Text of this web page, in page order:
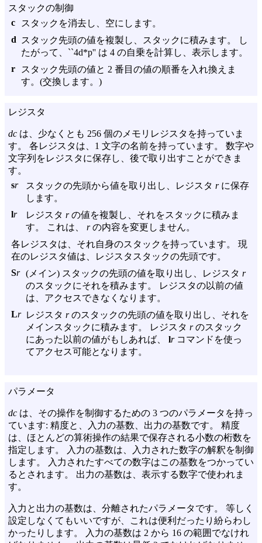
スタックの制御
c
スタックを消去し、空にします。
d
スタック先頭の値を複製し、スタックに積みます。 し
たがって、``4d*p'' は 4 の自乗を計算し、表示します。
r
スタック先頭の値と 2 番目の値の順番を入れ換えま
す。(交換します。)
レジスタ
dc は、少なくとも 256 個のメモリレジスタを持っていま
す。 各レジスタは、1 文字の名前を持っています。 数字や
文字列をレジスタに保存し、後で取り出すことができま
す。
sr スタックの先頭から値を取り出し、レジスタ rに保存
します。
lr レジスタ rの値を複製し、それをスタックに積みま
す。 これは、 rの内容を変更しません。
各レジスタは、それ自身のスタックを持っています。 現
在のレジスタ値は、レジスタスタックの先頭です。
Sr (メイン) スタックの先頭の値を取り出し、レジスタ r
のスタックにそれを積みます。 レジスタの以前の値
は、アクセスできなくなります。
Lr レジスタ rのスタックの先頭の値を取り出し、それを
メインスタックに積みます。 レジスタ rのスタック
にあった以前の値がもしあれば、 lrコマンドを使っ
てアクセス可能となります。
パラメータ
dc は、その操作を制御するための 3 つのパラメータを持っ
ています: 精度と、入力の基数、出力の基数です。 精度
は、ほとんどの算術操作の結果で保存される小数の桁数を
指定します。 入力の基数は、入力された数字の解釈を制御
します。 入力されたすべての数字はこの基数をつかってい
るとされます。 出力の基数は、表示する数字で使われま
す。
入力と出力の基数は、分離されたパラメータです。 等しく
設定しなくてもいいですが、これは便利だったり紛らわし
かったりします。 入力の基数は 2 から 16 の範囲でなけれ